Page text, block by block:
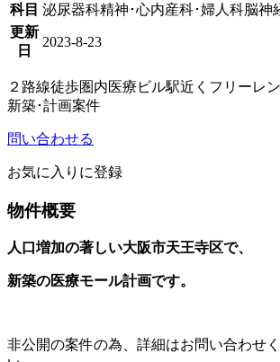
科目 泌尿器科精神･心内産科･婦人科脳神
更新
日
2023-8-23
２路線徒歩圏内医療ビル駅近く フリーレ
新築･計画案件
問い合わせる
お気に入りに登録
物件概要
人口増加の著しい大阪市天王寺区で、
新築の医療モール計画です。
非公開の案件の為、詳細はお問い合わせ